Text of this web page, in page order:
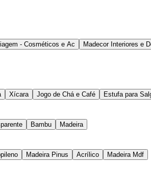
- Cosméticos e Ac Madecor Interiores e
Xícara Jogo de Chá e Café Estufa para
Bambu Madeira
Madeira Pinus Acrílico Madeira Mdf